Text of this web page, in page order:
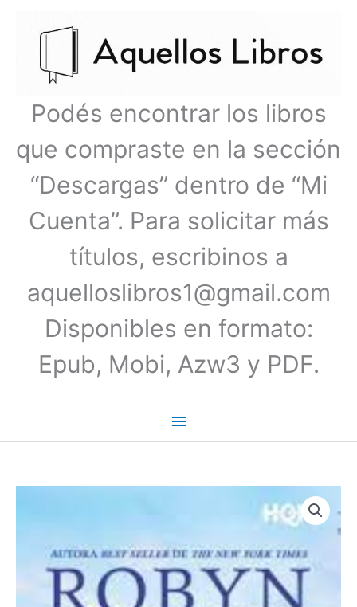
Podés encontrar los libros
que compraste en la sección
“Descargas” dentro de “Mi
Cuenta”. Para solicitar más
títulos, escribinos a
aquelloslibros1@gmail.com
Disponibles en formato:
Epub, Mobi, Azw3 y PDF.
principal